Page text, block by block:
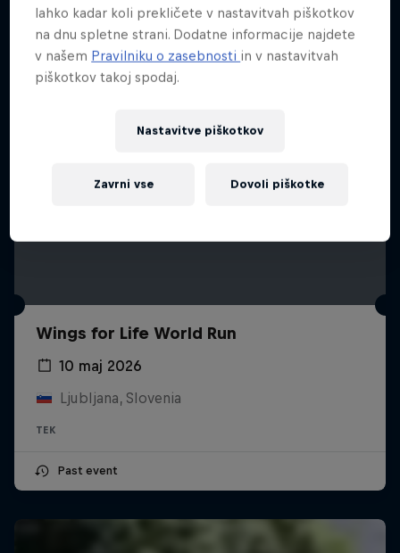
Wings for Life World Run
10 maj 2026
Ljubljana, Slovenia
TEK
Past event
lahko kadar koli prekličete v nastavitvah piškotkov
na dnu spletne strani. Dodatne informacije najdete
v našem Pravilniku o zasebnosti in v nastavitvah
piškotkov takoj spodaj.
Nastavitve piškotkov
Zavrni vse Dovoli piškotke